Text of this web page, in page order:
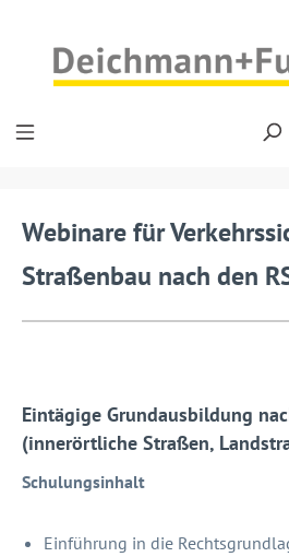
Webinare für
Straßenbau nach den
Eintägige Grundausbildung
(innerörtliche Straßen,
Schulungsinhalt
Einführung in die